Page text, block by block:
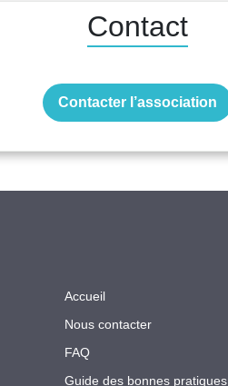
Contact
Contacter l’association
Accueil
Nous contacter
FAQ
Guide des bonnes pratiques